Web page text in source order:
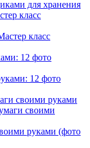
класс
12 фото
своими руками
руками (фото